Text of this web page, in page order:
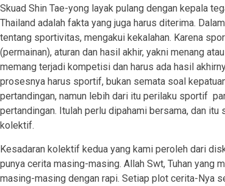
Skuad Shin Tae-yong layak pulang dengan kepala
Thailand adalah fakta yang juga harus diterima.
tentang sportivitas, mengakui kekalahan. Karena
(permainan), aturan dan hasil akhir, yakni menang
memang terjadi kompetisi dan harus ada hasil
prosesnya harus sportif, bukan semata soal
pertandingan, namun lebih dari itu perilaku sportif
pertandingan. Itulah perlu dipahami bersama, dan itu
kolektif.
Kesadaran kolektif kedua yang kami peroleh dari
punya cerita masing-masing. Allah Swt, Tuhan yang
masing-masing dengan rapi. Setiap plot cerita-Nya